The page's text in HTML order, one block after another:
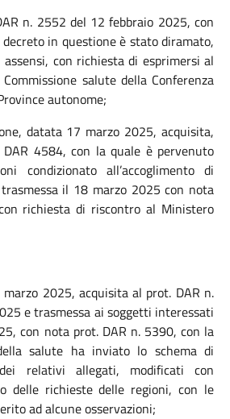
n. 2552 del 12 febbraio 2025, con
in questione è stato diramato,
con richiesta di esprimersi al
salute della Conferenza
autonome;
datata 17 marzo 2025, acquisita,
4584, con la quale è pervenuto
condizionato all’accoglimento di
il 18 marzo 2025 con nota
richiesta di riscontro al Ministero
2025, acquisita al prot. DAR n.
e trasmessa ai soggetti interessati
con nota prot. DAR n. 5390, con la
salute ha inviato lo schema di
relativi allegati, modificati con
delle richieste delle regioni, con le
ad alcune osservazioni;